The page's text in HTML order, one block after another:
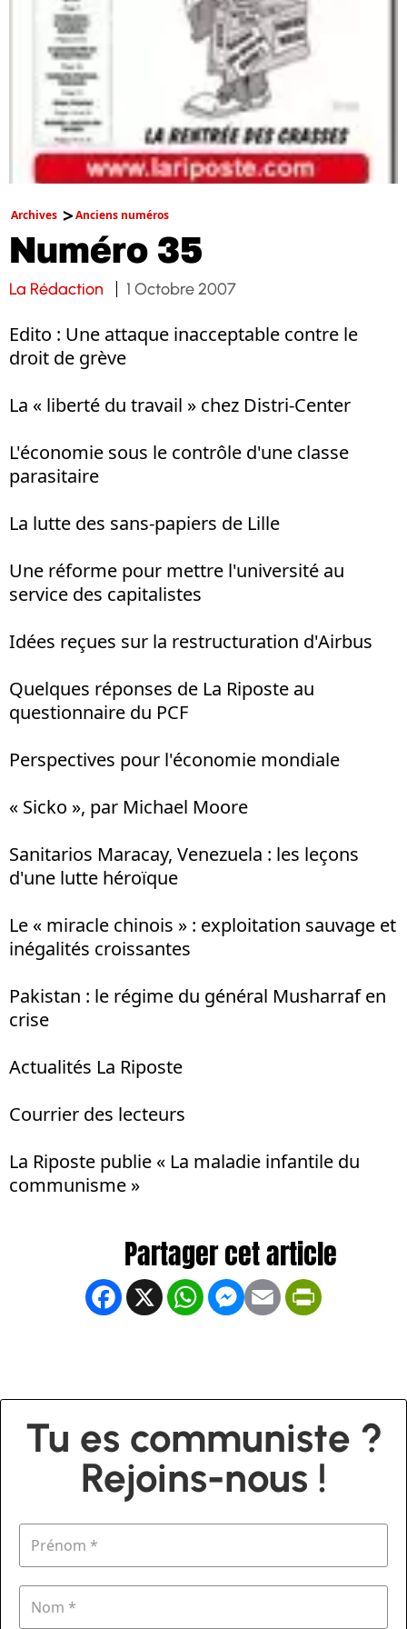
Archives Anciens numéros
Numéro 35
La Rédaction 1 Octobre 2007
Edito : Une attaque inacceptable contre le
droit de grève
La « liberté du travail » chez Distri-Center
L'économie sous le contrôle d'une classe
parasitaire
La lutte des sans-papiers de Lille
Une réforme pour mettre l'université au
service des capitalistes
Idées reçues sur la restructuration d'Airbus
Quelques réponses de La Riposte au
questionnaire du PCF
Perspectives pour l'économie mondiale
« Sicko », par Michael Moore
Sanitarios Maracay, Venezuela : les leçons
d'une lutte héroïque
Le « miracle chinois » : exploitation sauvage et
inégalités croissantes
Pakistan : le régime du général Musharraf en
crise
Actualités La Riposte
Courrier des lecteurs
La Riposte publie « La maladie infantile du
communisme »
Facebook
X WhatsApp
Messenger
Email
Tu es communiste ?
Rejoins-nous !